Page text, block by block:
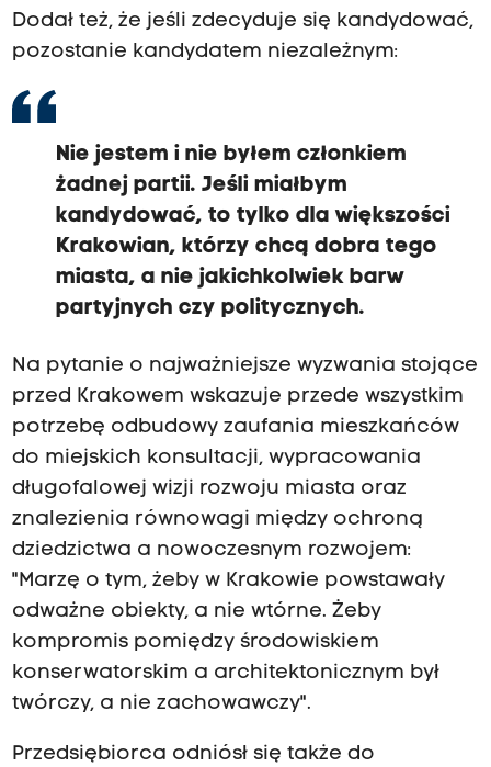
Dodał też, że jeśli zdecyduje się kandydować,
pozostanie kandydatem niezależnym:
Nie jestem i nie byłem członkiem
żadnej partii. Jeśli miałbym
kandydować, to tylko dla większości
Krakowian, którzy chcą dobra tego
miasta, a nie jakichkolwiek barw
partyjnych czy politycznych.
Na pytanie o najważniejsze wyzwania stojące
przed Krakowem wskazuje przede wszystkim
potrzebę odbudowy zaufania mieszkańców
do miejskich konsultacji, wypracowania
długofalowej wizji rozwoju miasta oraz
znalezienia równowagi między ochroną
dziedzictwa a nowoczesnym rozwojem:
"Marzę o tym, żeby w Krakowie powstawały
odważne obiekty, a nie wtórne. Żeby
kompromis pomiędzy środowiskiem
konserwatorskim a architektonicznym był
twórczy, a nie zachowawczy".
Przedsiębiorca odniósł się także do